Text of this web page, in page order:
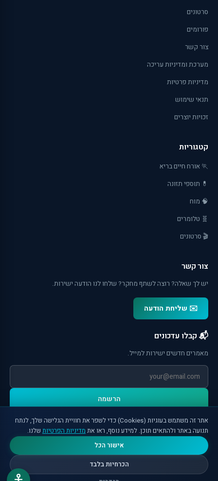
סרטונים
פורומים
צור קשר
מערכת ומדיניות עריכה
מדיניות פרטיות
תנאי שימוש
זכויות יוצרים
קטגוריות
🏃 אורח חיים בריא
💊 תוספי תזונה
🧠 מוח
🧬 טלומרים
🎬 סרטונים
צור קשר
יש לך שאלה? רוצה לשתף מחקר? שלחו לנו הודעה ישירות.
✉️ שליחת הודעה
📬 קבלו עדכונים
מאמרים חדשים ישירות למייל.
הרשמה
אתר זה משתמש בעוגיות (Cookies) כדי לשפר את חוויית הגלישה שלך, לנתח
תנועה באתר ולהתאים תוכן. למידע נוסף, ראו אתמדיניות הפרטיות שלנו.
אישור הכל
הכרחיות בלבד